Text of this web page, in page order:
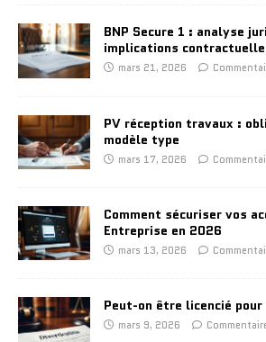
BNP Secure 1 : analyse
implications
mars 21, 2026
PV réception travaux :
modèle type
mars 17, 2026
Comment sécuriser vos
Entreprise en 2026
mars 13, 2026
Peut-on être licencié
mars 9, 2026